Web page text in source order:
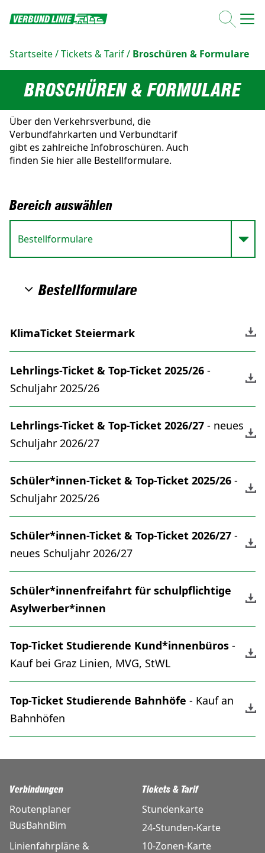
Startseite/Tickets & Tarif/ Broschüren & Formulare
BROSCHÜREN & FORMULARE
Über den Verkehrsverbund, die
Verbundfahrkarten und Verbundtarif
gibt es zahlreiche Infobroschüren. Auch
finden Sie hier alle Bestellformulare.
Bereich auswählen
Bestellformulare
KlimaTicket Steiermark
Lehrlings-Ticket & Top-Ticket 2025/26 -
Schuljahr 2025/26
Lehrlings-Ticket & Top-Ticket 2026/27 - neues
Schuljahr 2026/27
Schüler*innen-Ticket & Top-Ticket 2025/26 -
Schuljahr 2025/26
Schüler*innen-Ticket & Top-Ticket 2026/27 -
neues Schuljahr 2026/27
Schüler*innenfreifahrt für schulpflichtige
Asylwerber*innen
Top-Ticket Studierende Kund*innenbüros -
Kauf bei Graz Linien, MVG, StWL
Top-Ticket Studierende Bahnhöfe - Kauf an
Bahnhöfen
Verbindungen
Routenplaner
BusBahnBim
Linienfahrpläne &
Tickets & Tarif
Stundenkarte
24-Stunden-Karte
10-Zonen-Karte